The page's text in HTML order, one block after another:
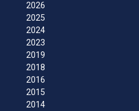
2026
2025
2024
2023
2019
2018
2016
2015
2014